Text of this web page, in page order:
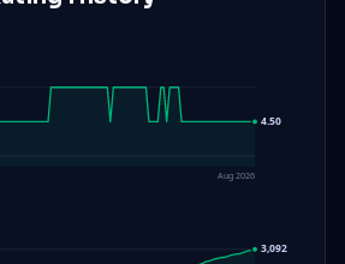
4.50
Aug 2026
3,092